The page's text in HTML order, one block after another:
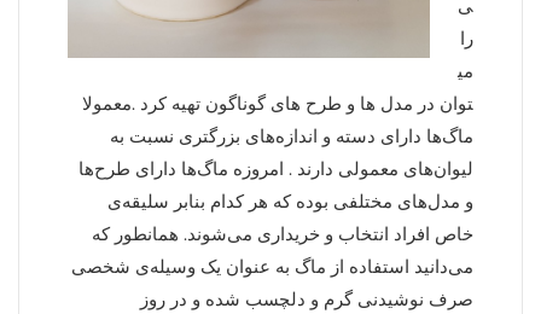
ی
را
می
توان در مدل ها و طرح های گوناگون تهیه کرد .معمولا
ماگ‌ها دارای دسته و اندازه‌های بزرگتری نسبت به
لیوان‌های معمولی دارند . امروزه ماگ‌ها دارای طرح‌ها
و مدل‌های مختلفی بوده که هر کدام بنابر سلیقه‌ی
خاص افراد انتخاب و خریداری می‌شوند. همانطور که
می‌دانید استفاده از ماگ به عنوان یک وسیله‌ی شخصی
صرف نوشیدنی گرم و دلچسب شده و در روز